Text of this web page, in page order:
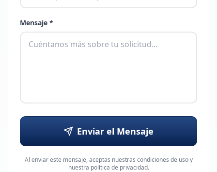
Mensaje *
Enviar el Mensaje
Al enviar este mensaje, aceptas nuestras condiciones de uso y
nuestra política de privacidad.